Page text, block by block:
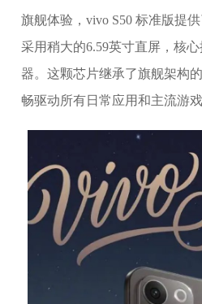
旗舰体验，vivo S50 标准版提
采用稍大的6.59英寸直屏，核
器。这颗芯片继承了旗舰架构
畅驱动所有日常应用和主流游戏